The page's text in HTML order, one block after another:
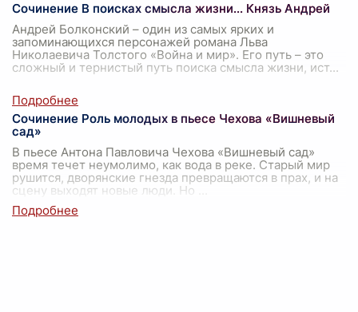
Сочинение В поисках смысла жизни... Князь Андрей
Андрей Болконский – один из самых ярких и
запоминающихся персонажей романа Льва
Николаевича Толстого «Война и мир». Его путь – это
сложный и тернистый путь поиска смысла жизни, ист...
Сочинение Роль молодых в пьесе Чехова «Вишневый
сад»
В пьесе Антона Павловича Чехова «Вишневый сад»
время течет неумолимо, как вода в реке. Старый мир
рушится, дворянские гнезда превращаются в прах, и на
сцену выходят новые люди. Но